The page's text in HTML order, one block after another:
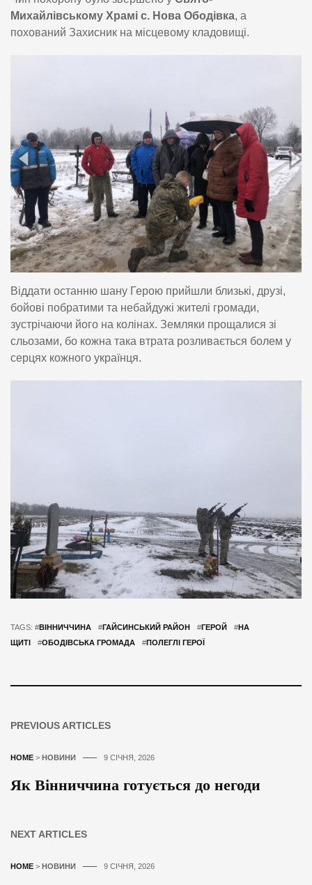
Михайлівському Храмі с. Нова Ободівка, а
похований Захисник на місцевому кладовищі.
Віддати останню шану Герою прийшли близькі, друзі,
бойові побратими та небайдужі жителі громади,
зустрічаючи його на колінах. Земляки прощалися зі
сльозами, бо кожна така втрата розливається болем у
серцях кожного українця.
TAGS: #ВІННИЧЧИНА #ГАЙСИНСЬКИЙ РАЙОН #ГЕРОЙ #НА
ЩИТІ
#ОБОДІВСЬКА ГРОМАДА #ПОЛЕГЛІ ГЕРОЇ
PREVIOUS ARTICLES
HOME > НОВИНИ 9 СІЧНЯ, 2026
Як Вінниччина готується до негоди
NEXT ARTICLES
HOME > НОВИНИ 9 СІЧНЯ, 2026